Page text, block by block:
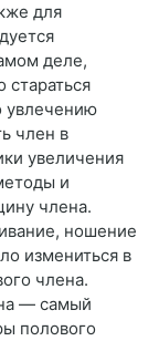
для
деле,
увлечению
член в
увеличения
и
члена.
ношение
измениться в
члена.
— самый
полового